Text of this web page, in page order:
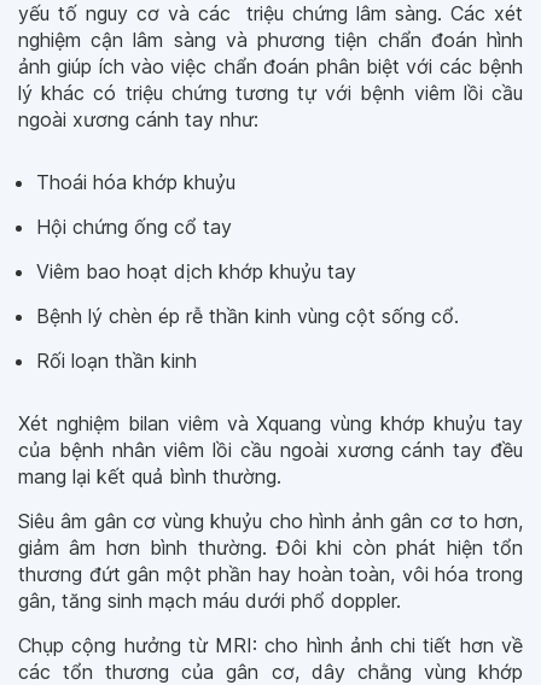
yếu tố nguy cơ và các triệu chứng lâm sàng. Các xét
nghiệm cận lâm sàng và phương tiện chẩn đoán hình
ảnh giúp ích vào việc chẩn đoán phân biệt với các bệnh
lý khác có triệu chứng tương tự với bệnh viêm lồi cầu
ngoài xương cánh tay như:
Thoái hóa khớp khuỷu
Hội chứng ống cổ tay
Viêm bao hoạt dịch khớp khuỷu tay
Bệnh lý chèn ép rễ thần kinh vùng cột sống cổ.
Rối loạn thần kinh
Xét nghiệm bilan viêm và Xquang vùng khớp khuỷu tay
của bệnh nhân viêm lồi cầu ngoài xương cánh tay đều
mang lại kết quả bình thường.
Siêu âm gân cơ vùng khuỷu cho hình ảnh gân cơ to hơn,
giảm âm hơn bình thường. Đôi khi còn phát hiện tổn
thương đứt gân một phần hay hoàn toàn, vôi hóa trong
gân, tăng sinh mạch máu dưới phổ doppler.
Chụp cộng hưởng từ MRI: cho hình ảnh chi tiết hơn về
các tổn thương của gân cơ, dây chằng vùng khớp